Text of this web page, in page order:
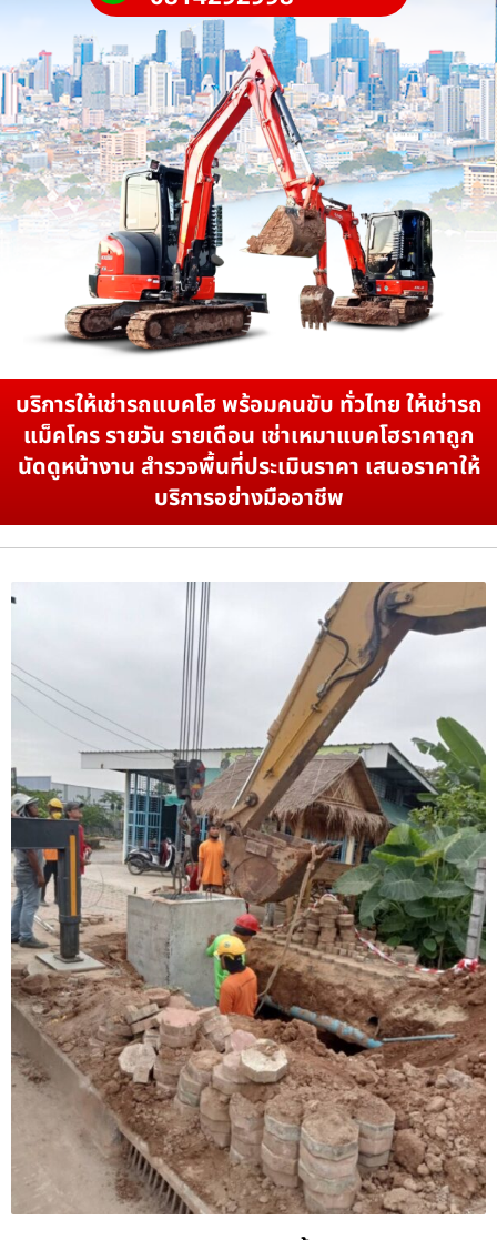
บริการให้เช่ารถแบคโฮ พร้อมคนขับ ทั่วไทย ให้เช่ารถ
แม็คโคร รายวัน รายเดือน เช่าเหมาแบคโฮราคาถูก
นัดดูหน้างาน สำรวจพื้นที่ประเมินราคา เสนอราคาให้
บริการอย่างมืออาชีพ